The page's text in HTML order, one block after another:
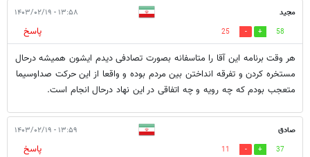
مجید ۱۳:۵۸ - ۱۴۰۳/۰۲/۱۹
58
25
پاسخ
هر وقت برنامه این آقا را متاسفانه بصورت تصادفی دیدم ایشون همیشه درحال
مستخره کردن و تفرقه انداختن بین مردم بوده و واقعا از این حرکت صداوسیما
متعجب بودم که چه رویه و چه اتفاقی در این نهاد درحال انجام است.
صادق ۱۳:۵۹ - ۱۴۰۳/۰۲/۱۹
37
11
پاسخ